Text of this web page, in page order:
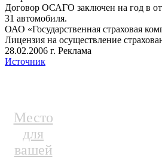
Договор ОСАГО заключен на год в
31 автомобиля.
ОАО «Государственная страховая
Лицензия на осуществление
28.02.2006 г. Реклама
Источник
Место
для
вашей